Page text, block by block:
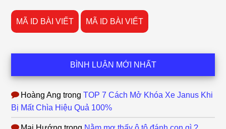
MÃ ID BÀI VIẾT MÃ ID BÀI VIẾT
BÌNH LUẬN MỚI NHẤT
Hoàng Ang trongTOP 7 Cách Mở Khóa Xe Janus Khi
Bị Mất Chìa Hiệu Quả 100%